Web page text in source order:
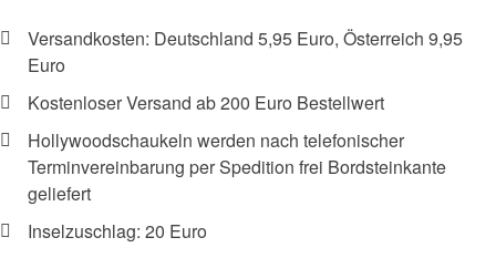
Versandkosten: Deutschland 5,95 Euro, Österreich 9,95
Euro
Kostenloser Versand ab 200 Euro Bestellwert
Hollywoodschaukeln werden nach telefonischer
Terminvereinbarung per Spedition frei Bordsteinkante
geliefert
Inselzuschlag: 20 Euro